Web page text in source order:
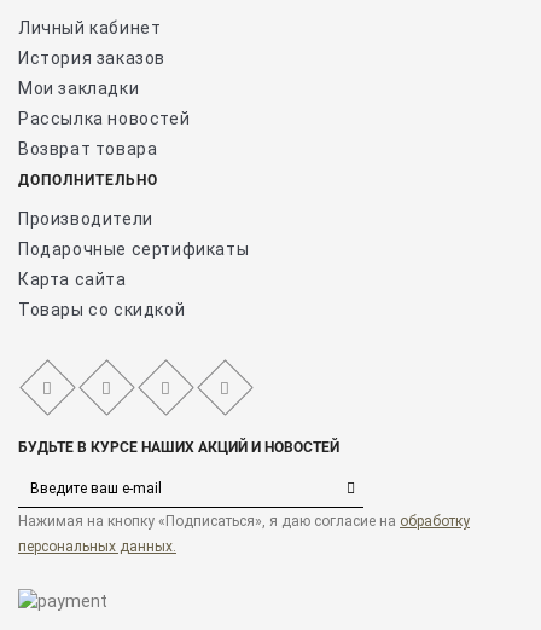
Личный кабинет
История заказов
Мои закладки
Рассылка новостей
Возврат товара
ДОПОЛНИТЕЛЬНО
Производители
Подарочные сертификаты
Карта сайта
Товары со скидкой
БУДЬТЕ В КУРСЕ НАШИХ АКЦИЙ И НОВОСТЕЙ
Нажимая на кнопку «Подписаться», я даю cогласие на обработку
персональных данных.